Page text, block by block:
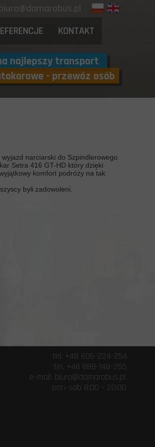
224-254
255
- 20:00
- przewóz osób
najlepszy transport
KONTAKT
narciarski do Szpindlerowego
Setra 416 GT-HD który dzięki
komfort podróży na tak
byli zadowoleni.